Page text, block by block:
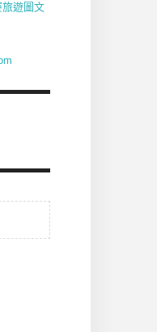
旅遊圖文